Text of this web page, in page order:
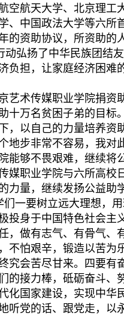
空航天大学、北京理工
、中国政法大学等六所
的资助协议，所资助的
动弘扬了中华民族团结
负担，让家庭经济困难
艺术传媒职业学院捐资
十万名贫困子弟的目标
，以自己的力量培养资
地步非常不容易，我对
能够不畏艰难，继续将
媒职业学院与六所高校
力量，继续发扬公益助
一要树立远大理想，
投身于中国特色社会主
，做有志气、有骨气、
不怕艰辛，锻造以苦为
究会苦尽甘来。四要有
的接力棒，砥砺奋斗、
化国家建设，实现中华
听党的话、跟党走，以